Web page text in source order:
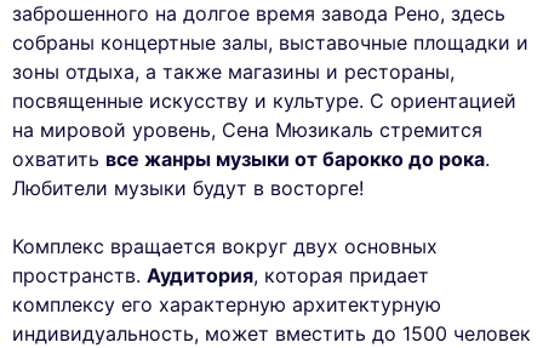
заброшенного на долгое время завода Рено, здесь
собраны концертные залы, выставочные площадки и
зоны отдыха, а также магазины и рестораны,
посвященные искусству и культуре. С ориентацией
на мировой уровень, Сена Мюзикаль стремится
охватить все жанры музыки от барокко до рока.
Любители музыки будут в восторге!
Комплекс вращается вокруг двух основных
пространств. Аудитория, которая придает
комплексу его характерную архитектурную
индивидуальность, может вместить до 1500 человек